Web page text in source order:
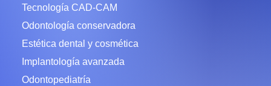
Tecnología CAD-CAM
Odontología conservadora
Estética dental y cosmética
Implantología avanzada
Odontopediatría